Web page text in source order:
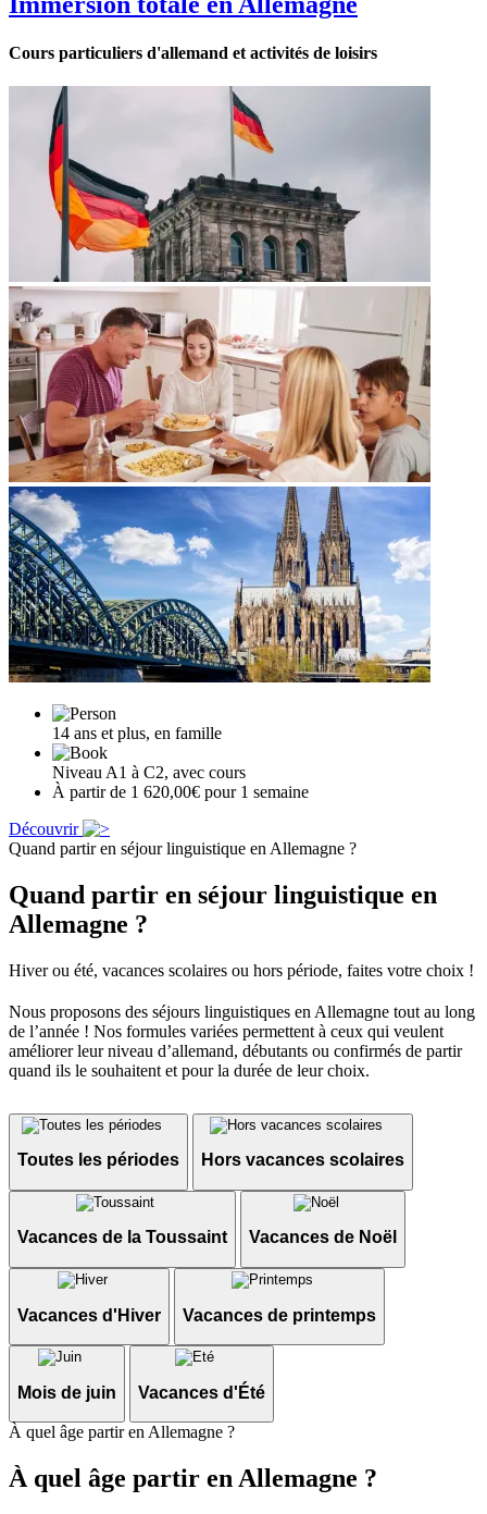
Cours particuliers d'allemand et activités de loisirs
14 ans et plus, en famille
Niveau A1 à C2, avec cours
À partir de 1 620,00€ pour 1 semaine
Découvrir
Quand partir en séjour linguistique en Allemagne ?
Quand partir en séjour linguistique en
Allemagne ?
Hiver ou été, vacances scolaires ou hors période, faites votre choix !
Nous proposons des séjours linguistiques en Allemagne tout au long
de l’année ! Nos formules variées permettent à ceux qui veulent
améliorer leur niveau d’allemand, débutants ou confirmés de partir
quand ils le souhaitent et pour la durée de leur choix.
Toutes les périodes Hors vacances scolaires
Vacances de la Toussaint Vacances de Noël
Vacances d'Hiver Vacances de printemps
Mois de juin Vacances d'Été
À quel âge partir en Allemagne ?
À quel âge partir en Allemagne ?